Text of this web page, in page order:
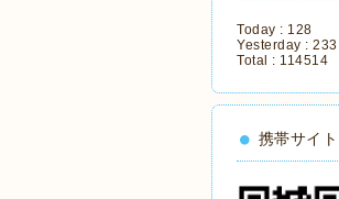
Today : 128
Yesterday : 233
Total : 114514
携帯サイト